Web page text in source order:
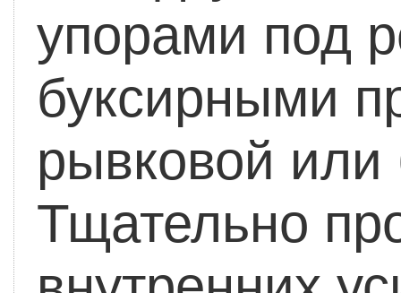
упорами под
буксирными
рывковой или
Тщательно